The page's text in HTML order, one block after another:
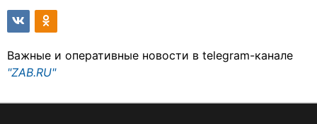
Важные и оперативные новости в telegram-канале
"ZAB.RU"